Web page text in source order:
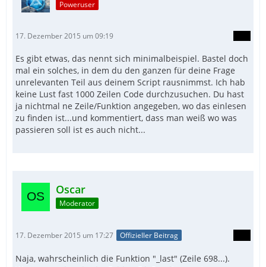
Poweruser
17. Dezember 2015 um 09:19
Es gibt etwas, das nennt sich minimalbeispiel. Bastel doch
mal ein solches, in dem du den ganzen für deine Frage
unrelevanten Teil aus deinem Script rausnimmst. Ich hab
keine Lust fast 1000 Zeilen Code durchzusuchen. Du hast
ja nichtmal ne Zeile/Funktion angegeben, wo das einlesen
zu finden ist...und kommentiert, dass man weiß wo was
passieren soll ist es auch nicht...
Oscar
Moderator
17. Dezember 2015 um 17:27 Offizieller Beitrag
Naja, wahrscheinlich die Funktion "_last" (Zeile 698...).